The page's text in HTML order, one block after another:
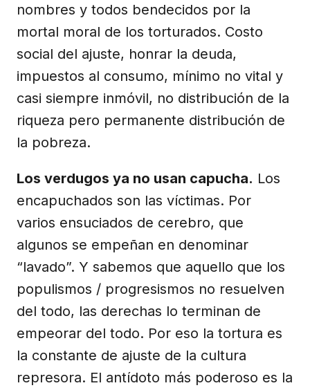
nombres y todos bendecidos por la
mortal moral de los torturados. Costo
social del ajuste, honrar la deuda,
impuestos al consumo, mínimo no vital y
casi siempre inmóvil, no distribución de la
riqueza pero permanente distribución de
la pobreza.
Los verdugos ya no usan capucha. Los
encapuchados son las víctimas. Por
varios ensuciados de cerebro, que
algunos se empeñan en denominar
“lavado”. Y sabemos que aquello que los
populismos / progresismos no resuelven
del todo, las derechas lo terminan de
empeorar del todo. Por eso la tortura es
la constante de ajuste de la cultura
represora. El antídoto más poderoso es la